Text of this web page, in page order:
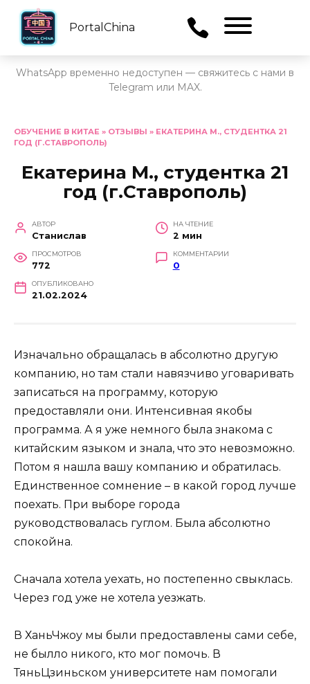
PortalChina
WhatsApp временно недоступен — свяжитесь с нами в
Telegram или MAX.
содержанию
ОБУЧЕНИЕ В КИТАЕ » ОТЗЫВЫ » ЕКАТЕРИНА М., СТУДЕНТКА 21
ГОД (Г.СТАВРОПОЛЬ)
Екатерина М., студентка 21
год (г.Ставрополь)
АВТОР
Станислав
НА ЧТЕНИЕ
2 мин
ПРОСМОТРОВ
772
КОММЕНТАРИИ
0
ОПУБЛИКОВАНО
21.02.2024
Изначально обращалась в абсолютно другую
компанию, но там стали навязчиво уговаривать
записаться на программу, которую
предоставляли они. Интенсивная якобы
программа. А я уже немного была знакома с
китайским языком и знала, что это невозможно.
Потом я нашла вашу компанию и обратилась.
Единственное сомнение – в какой город лучше
поехать. При выборе города
руководствовалась гуглом. Была абсолютно
спокойна.
Сначала хотела уехать, но постепенно свыклась.
Через год уже не хотела уезжать.
В ХаньЧжоу мы были предоставлены сами себе,
не былло никого, кто мог помочь. В
ТяньЦзиньском университете нам помогали